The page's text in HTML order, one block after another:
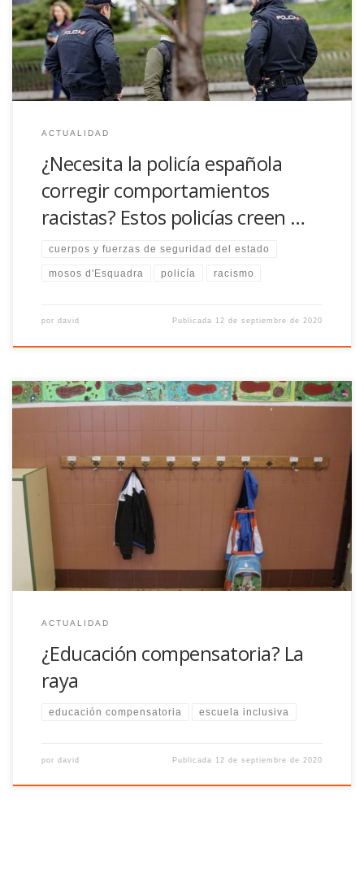
también eran racistas. Los agentes en la sala, indignados, lo
negaban. El defensor por los derechos de los gitanos e
inmigrantes reconoció […]
ACTUALIDAD
¿Necesita la policía española
corregir comportamientos
racistas? Estos policías creen …
cuerpos y fuerzas de seguridad del estado
mosos d'Esquadra policía racismo
por david Publicada 12 de septiembre de 2020
separar todo aquello que necesitamos diferenciar, se trata de
un gesto íntimo y en muchas ocasiones inconsciente.
Separamos lo bueno y lo malo, derecha e izquierda, quienes
nos caen bien y quienes nos parecen insoportables. Pero ese
gesto en […]
ACTUALIDAD
¿Educación compensatoria? La
raya
educación compensatoria escuela inclusiva
por david Publicada 12 de septiembre de 2020